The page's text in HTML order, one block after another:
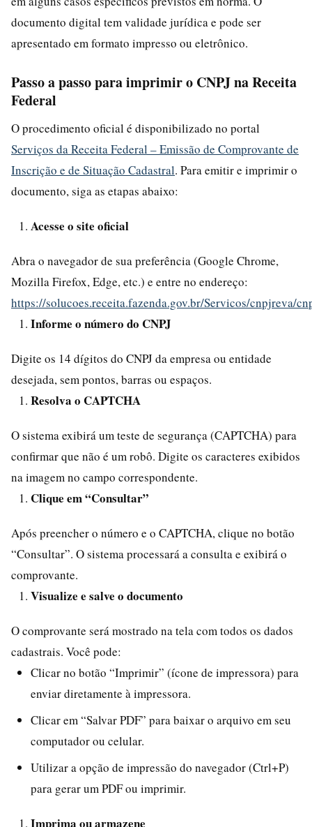
documento digital tem validade jurídica e pode ser
apresentado em formato impresso ou eletrônico.
Passo a passo para imprimir o CNPJ na Receita
Federal
O procedimento oficial é disponibilizado no portal
Serviços da Receita Federal – Emissão de Comprovante de
Inscrição e de Situação Cadastral. Para emitir e imprimir o
documento, siga as etapas abaixo:
Acesse o site oficial
Abra o navegador de sua preferência (Google Chrome,
Mozilla Firefox, Edge, etc.) e entre no endereço:
https://solucoes.receita.fazenda.gov.br/Servicos/cnpjreva/
Informe o número do CNPJ
Digite os 14 dígitos do CNPJ da empresa ou entidade
desejada, sem pontos, barras ou espaços.
Resolva o CAPTCHA
O sistema exibirá um teste de segurança (CAPTCHA) para
confirmar que não é um robô. Digite os caracteres exibidos
na imagem no campo correspondente.
Clique em “Consultar”
Após preencher o número e o CAPTCHA, clique no botão
“Consultar”. O sistema processará a consulta e exibirá o
comprovante.
Visualize e salve o documento
O comprovante será mostrado na tela com todos os dados
cadastrais. Você pode:
Clicar no botão “Imprimir” (ícone de impressora) para
enviar diretamente à impressora.
Clicar em “Salvar PDF” para baixar o arquivo em seu
computador ou celular.
Utilizar a opção de impressão do navegador (Ctrl+P)
para gerar um PDF ou imprimir.
Imprima ou armazene